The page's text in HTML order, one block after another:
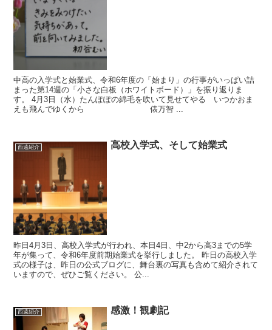
中高の入学式と始業式、令和6年度の「始まり」の行事がいっぱい詰
まった第14週の「小さな白板（ホワイトボード）」を振り返りま
す。 4月3日（水）たんぽぽの綿毛を吹いて見せてやる いつかおま
えも飛んでゆくから 俵万智 ...
西遠紹介 高校入学式、そして始業式
昨日4月3日、高校入学式が行われ、本日4日、中2から高3までの5学
年が集って、令和6年度前期始業式を挙行しました。 昨日の高校入学
式の様子は、昨日の公式ブログに、舞台裏の写真も含めて紹介されて
いますので、ぜひご覧ください。 公...
西遠紹介 感激！観劇記